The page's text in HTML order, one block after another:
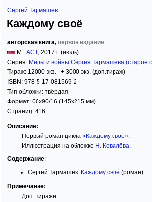
Сергей Тармашев
Каждому своё
авторская книга, первое издание
М.: АСТ, 2017 г. (июль)
Серия: Миры и войны Сергея Тармашева (старое
Тираж: 12000 экз. + 3000 экз. (доп.тираж)
ISBN: 978-5-17-081569-2
Тип обложки: твёрдая
Формат: 60x90/16 (145x215 мм)
Страниц: 416
Описание:
Первый роман цикла «Каждому своё».
Иллюстрация на обложке Н. Ковалёва.
Содержание:
Сергей Тармашев. Каждому своё (роман)
Примечание:
Доп. тиражи: